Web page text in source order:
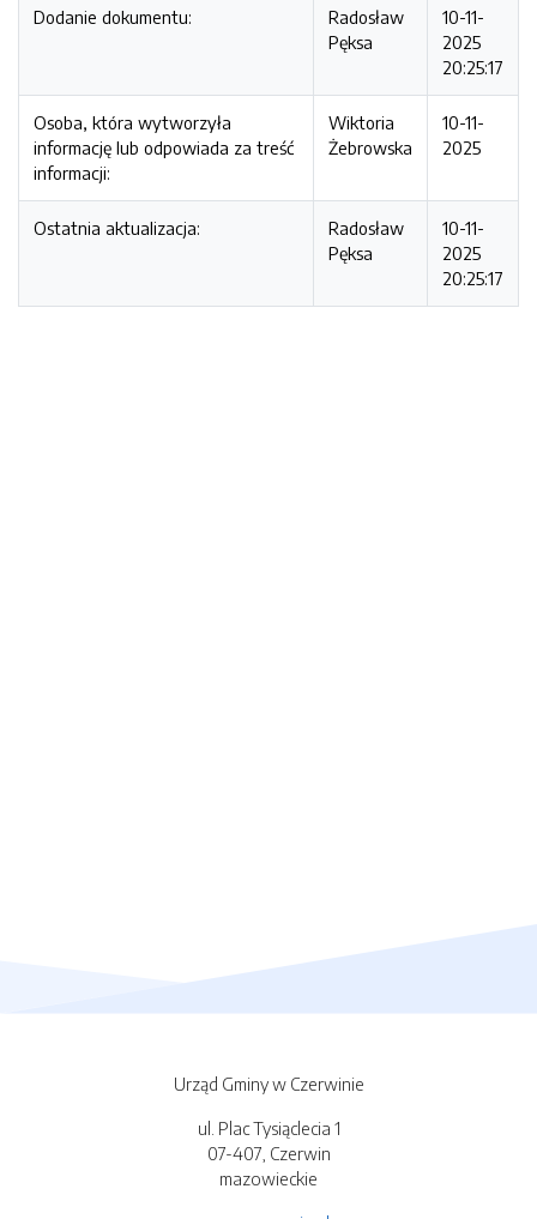
Dodanie dokumentu:
Radosław
Pęksa
10-11-
2025
20:25:17
Osoba, która wytworzyła
informację lub odpowiada za treść
informacji:
Wiktoria
Żebrowska
10-11-
2025
Ostatnia aktualizacja:
Radosław
Pęksa
10-11-
2025
20:25:17
Urząd Gminy w Czerwinie
ul. Plac Tysiąclecia 1
07-407, Czerwin
mazowieckie